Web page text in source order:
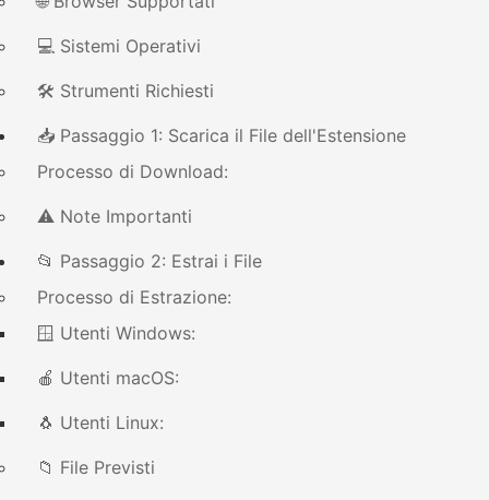
💻 Sistemi Operativi
🛠️ Strumenti Richiesti
📥 Passaggio 1: Scarica il File dell'Estensione
Processo di Download:
⚠️ Note Importanti
📂 Passaggio 2: Estrai i File
Processo di Estrazione:
🪟 Utenti Windows:
🍎 Utenti macOS:
🐧 Utenti Linux:
📁 File Previsti